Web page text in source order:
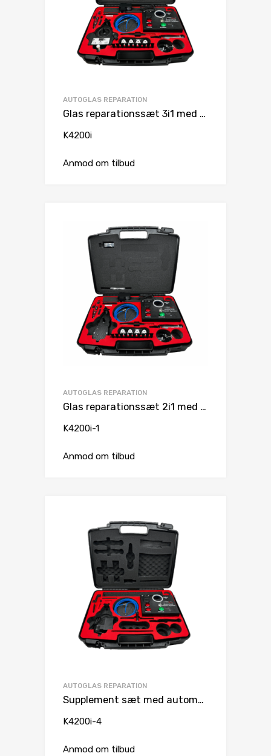
AUTOGLAS REPARATION
Glas reparationssæt 3i1 med automatisk tryk & vakuum
K4200i
Anmod om tilbud
AUTOGLAS REPARATION
Glas reparationssæt 2i1 med automatisk tryk & vakuum
K4200i-1
Anmod om tilbud
AUTOGLAS REPARATION
Supplement sæt med automatisk tryk & vakuum
K4200i-4
Anmod om tilbud